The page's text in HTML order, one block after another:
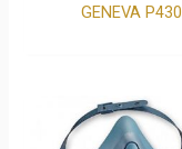
GENEVA P430